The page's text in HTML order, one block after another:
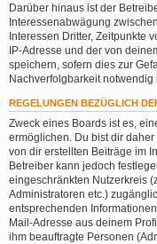
Darüber hinaus ist der
Interessenabwägung
Interessen Dritter, Zeitpunkte
IP-Adresse und der von
speichern, sofern dies zur
Nachverfolgbarkeit notwendig
REGELUNGEN BEZÜGLICH
Zweck eines Boards ist es,
ermöglichen. Du bist dir
von dir erstellten Beiträge im
Betreiber kann jedoch
eingeschränkten Nutzerkreis
Administratoren etc.)
entsprechenden
Mail-Adresse aus deinem
ihm beauftragte Personen